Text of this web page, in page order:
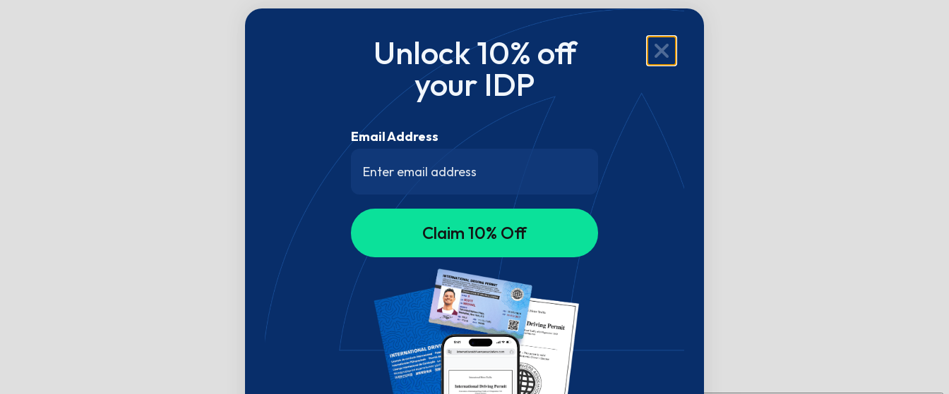
Unlock 10% off
your IDP
Email Address
Claim 10% Off